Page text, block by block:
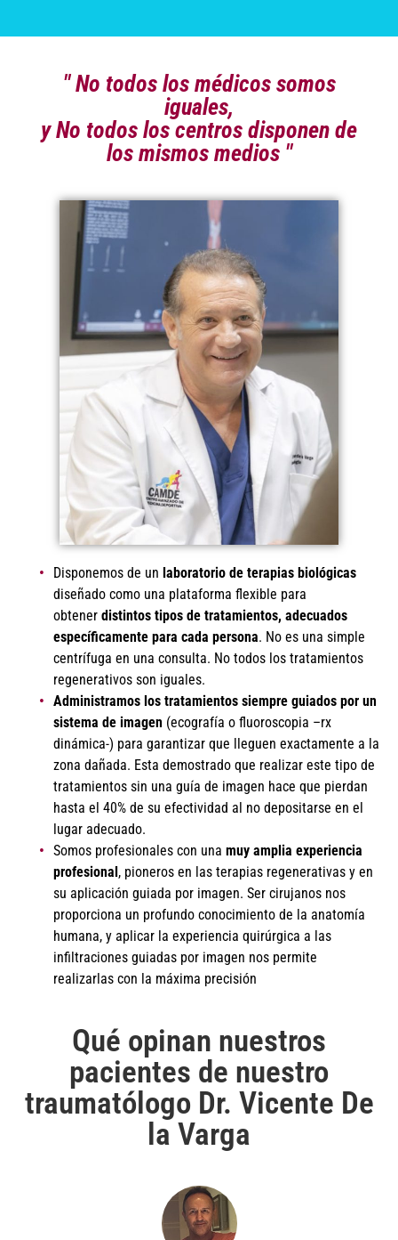
" No todos los médicos somos
iguales,
y No todos los centros disponen de
los mismos medios "
Disponemos de un laboratorio de terapias biológicas
diseñado como una plataforma flexible para
obtener distintos tipos de tratamientos, adecuados
específicamente para cada persona. No es una simple
centrífuga en una consulta. No todos los tratamientos
regenerativos son iguales.
Administramos los tratamientos siempre guiados por un
sistema de imagen (ecografía o fluoroscopia –rx
dinámica-) para garantizar que lleguen exactamente a la
zona dañada. Esta demostrado que realizar este tipo de
tratamientos sin una guía de imagen hace que pierdan
hasta el 40% de su efectividad al no depositarse en el
lugar adecuado.
Somos profesionales con una muy amplia experiencia
profesional , pioneros en las terapias regenerativas y en
su aplicación guiada por imagen. Ser cirujanos nos
proporciona un profundo conocimiento de la anatomía
humana, y aplicar la experiencia quirúrgica a las
infiltraciones guiadas por imagen nos permite
realizarlas con la máxima precisión
Qué opinan nuestros
pacientes de nuestro
traumatólogo Dr. Vicente De
la Varga